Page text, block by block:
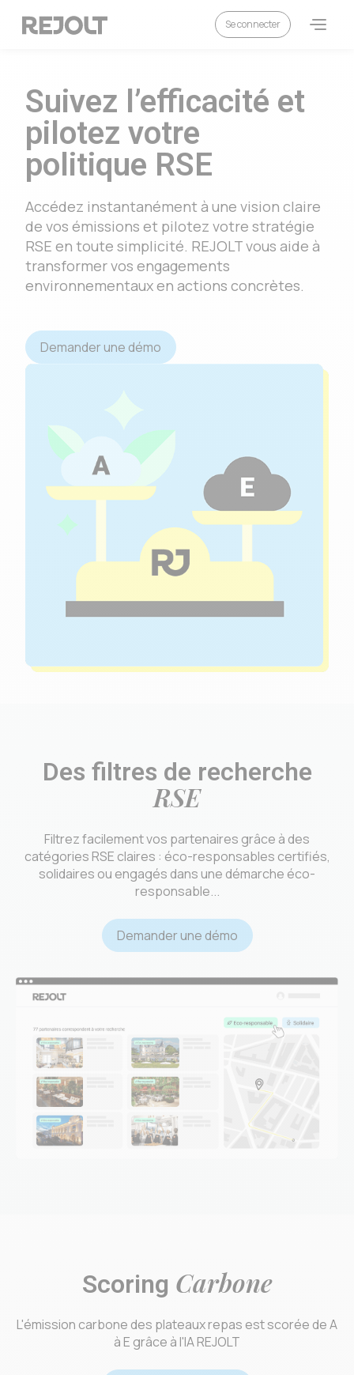
Se connecter
Suivez l’efficacité et
pilotez votre
politique RSE
Accédez instantanément à une vision claire
de vos émissions et pilotez votre stratégie
RSE en toute simplicité. REJOLT vous aide à
transformer vos engagements
environnementaux en actions concrètes.
Demander une démo
Des filtres de recherche
RSE
Filtrez facilement vos partenaires grâce à des
catégories RSE claires : éco-responsables certifiés,
solidaires ou engagés dans une démarche éco-
responsable...
Demander une démo
Scoring Carbone
L'émission carbone des plateaux repas est scorée de A
à E grâce à l'IA REJOLT